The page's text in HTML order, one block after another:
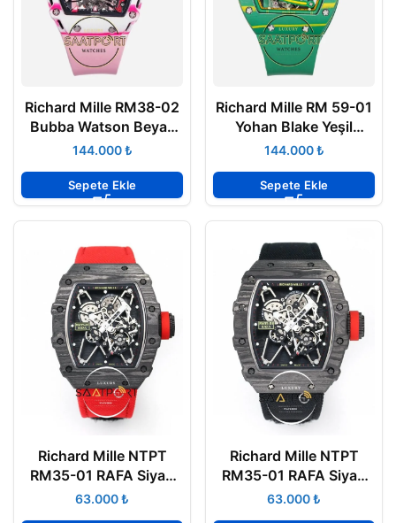
Richard Mille RM38-02
Bubba Watson Beyaz
Pembe Karbon Kasa
Tourbillon Super Clone
ETA
₺
Sepete Ekle
Richard Mille RM 59-01
Yohan Blake Yeşil
Karbon Kasa Kauçuk
Super Clone ETA
₺
Sepete Ekle
Richard Mille NTPT
RM35-01 RAFA Siyah
Gri Karbon Kasa
₺
Richard Mille NTPT
RM35-01 RAFA Siyah
Karbon Kasa Dokuma
₺